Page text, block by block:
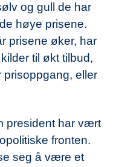
og gull de har
høye prisene.
prisene øker, har
til økt tilbud,
prisoppgang, eller
president har vært
fronten.
seg å være et